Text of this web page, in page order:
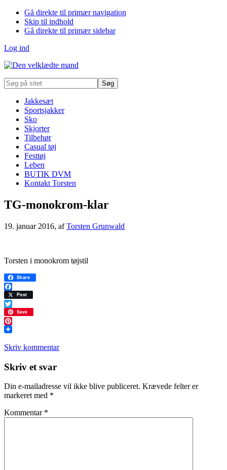
Gå direkte til primær navigation
Skip til indhold
Gå direkte til primær sidebar
Log ind
Søg
på
Jakkesæt
Sportsjakker
Sko
Skjorter
Tilbehør
Casual tøj
Festtøj
Leben
BUTIK DVM
Kontakt Torsten
TG-monokrom-klar
19. januar 2016, afTorsten Grunwald
Torsten i monokrom tøjstil
Share
Facebook
Post
Twitter
Save
Pinterest
Skriv kommentar
Læserinteraktioner
Skriv et svar
Din e-mailadresse vil ikke blive publiceret. Krævede felter er
markeret med *
Kommentar *